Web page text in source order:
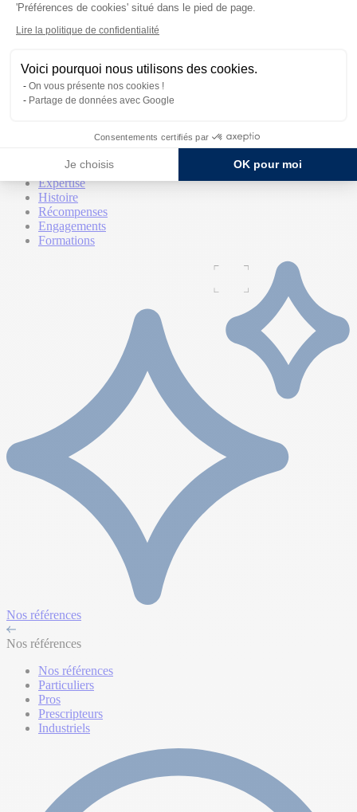
Qui sommes-nous
Expertise
Histoire
Récompenses
Engagements
Formations
Nos références
Nos références
Nos références
Particuliers
Pros
Prescripteurs
Industriels
'Préférences de cookies' situé dans le pied de page.
Lire la politique de confidentialité
Voici pourquoi nous utilisons des cookies.
On vous présente nos cookies !
Partage de données avec Google
Consentements certifiés par
Je choisis OK pour moi